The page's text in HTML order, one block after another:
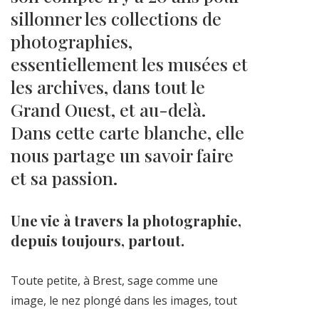
sillonner les collections de
photographies,
essentiellement les musées et
les archives, dans tout le
Grand Ouest, et au-delà.
Dans cette carte blanche, elle
nous partage un savoir faire
et sa passion.
Une vie à travers la photographie,
depuis toujours, partout.
Toute petite, à Brest, sage comme une
image, le nez plongé dans les images, tout